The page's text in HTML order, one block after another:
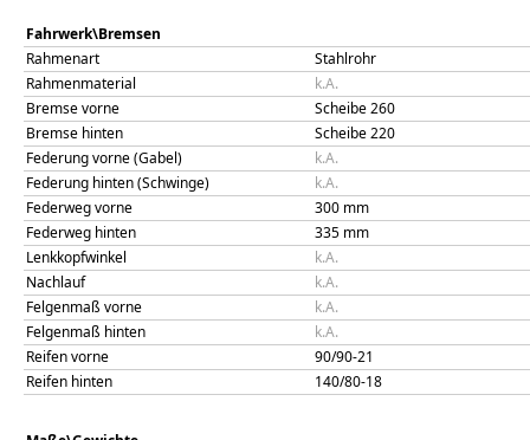
Fahrwerk\Bremsen
Rahmenart
Stahlrohr
Rahmenmaterial
k.A.
Bremse vorne
Scheibe 260
Bremse hinten
Scheibe 220
Federung vorne (Gabel)
k.A.
Federung hinten (Schwinge)
k.A.
Federweg vorne
300 mm
Federweg hinten
335 mm
Lenkkopfwinkel
k.A.
Nachlauf
k.A.
Felgenmaß vorne
k.A.
Felgenmaß hinten
k.A.
Reifen vorne
90/90-21
Reifen hinten
140/80-18